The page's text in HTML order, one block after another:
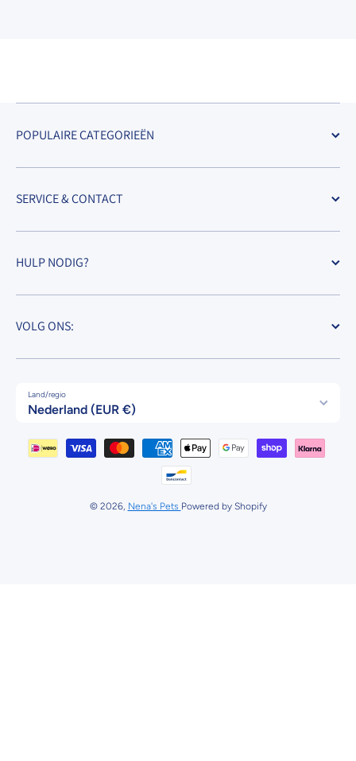
POPULAIRE CATEGORIEËN
SERVICE & CONTACT
HULP NODIG?
VOLG ONS:
Land/regio
Nederland (EUR €)
Betaalmethodes
© 2026, Nena's Pets Powered by Shopify